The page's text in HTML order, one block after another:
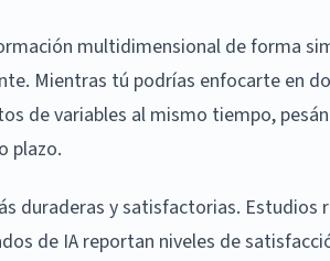
multidimensional de forma
Mientras tú podrías enfocarte en
de variables al mismo tiempo,
plazo.
duraderas y satisfactorias. Estudios
de IA reportan niveles de